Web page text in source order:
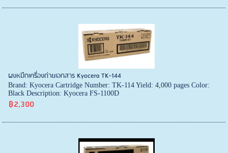
ผงหมึกเครื่องถ่ายเอกสาร Kyocera TK-144
Brand: Kyocera Cartridge Number: TK-114 Yield: 4,000 pages Color:
Black Description: Kyocera FS-1100D
฿2,300